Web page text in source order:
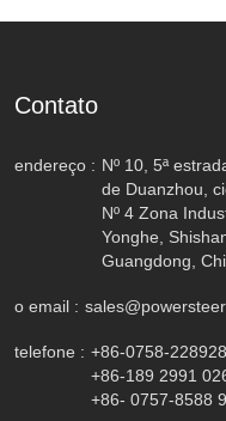
Contato
endereço : Nº 10, 5ª
de Duanzhou,
Nº 4 Zona
Yonghe,
Guangdong,
o email :
telefone : +86-0758-
+86-189 2991
+86- 0757-8588